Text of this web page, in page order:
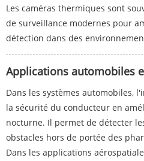
Les caméras thermiques sont
de surveillance modernes pour
détection dans des
Applications automobiles
Dans les systèmes automobiles,
la sécurité du conducteur en
nocturne. Il permet de détecter
obstacles hors de portée des
Dans les applications